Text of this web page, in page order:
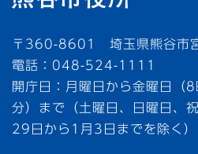
〒360-8601 埼玉県熊谷市
電話：048-524-1111
開庁日：月曜日から金曜日
分）まで（土曜日、日曜日、
29日から1月3日までを除く）